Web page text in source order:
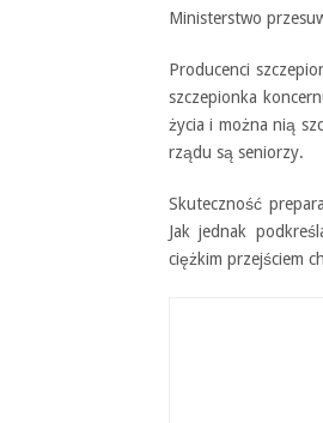
Ministerstwo
Producenci
szczepionka
życia i można nią
rządu są seniorzy.
Skuteczność
Jak jednak
ciężkim przejściem